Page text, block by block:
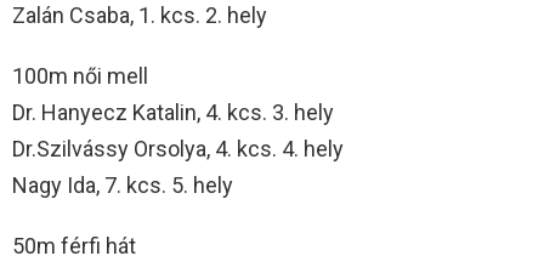
Zalán Csaba, 1. kcs. 2. hely
100m női mell
Dr. Hanyecz Katalin, 4. kcs. 3. hely
Dr.Szilvássy Orsolya, 4. kcs. 4. hely
Nagy Ida, 7. kcs. 5. hely
50m férfi hát